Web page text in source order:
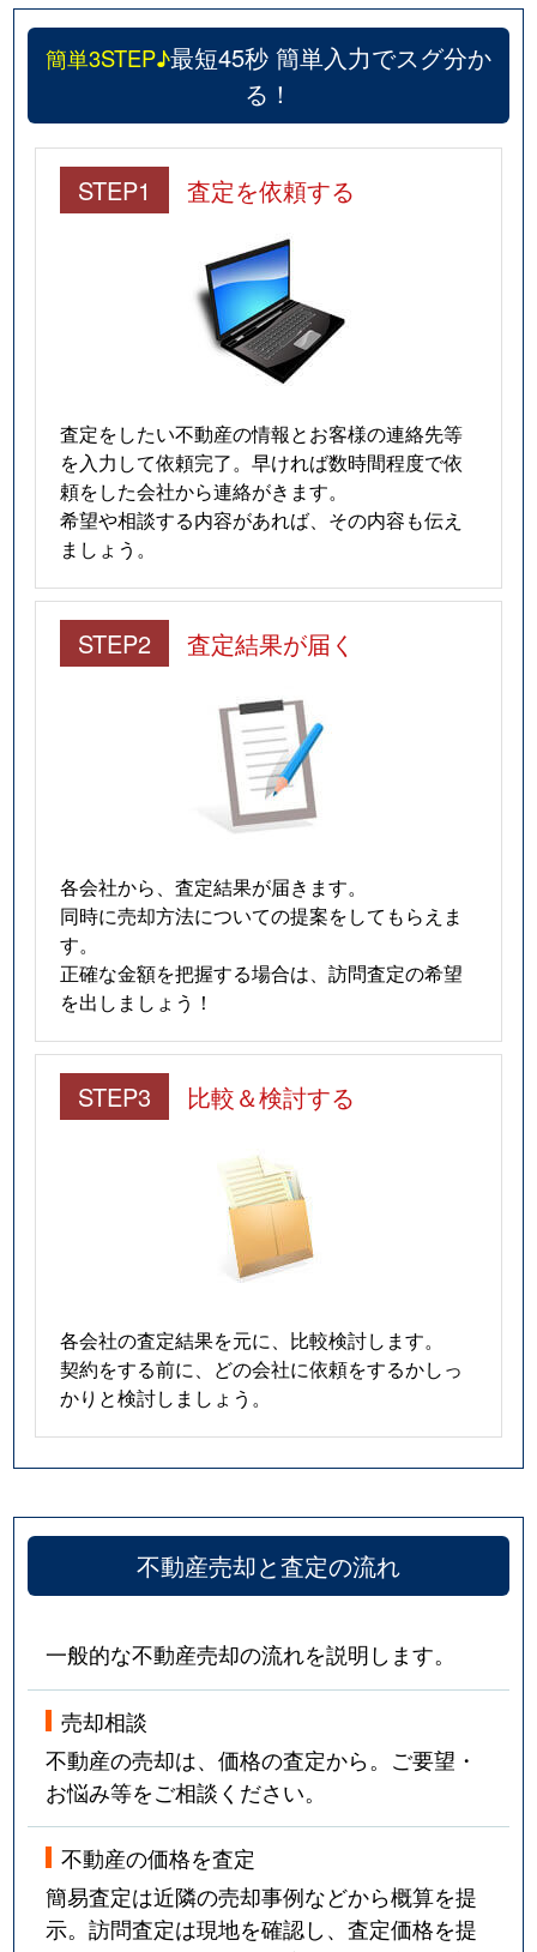
簡単3STEP♪最短45秒 簡単入力でスグ分か
る！
STEP1 査定を依頼する
査定をしたい不動産の情報とお客様の連絡先等
を入力して依頼完了。早ければ数時間程度で依
頼をした会社から連絡がきます。
希望や相談する内容があれば、その内容も伝え
ましょう。
STEP2 査定結果が届く
各会社から、査定結果が届きます。
同時に売却方法についての提案をしてもらえま
す。
正確な金額を把握する場合は、訪問査定の希望
を出しましょう！
STEP3 比較＆検討する
各会社の査定結果を元に、比較検討します。
契約をする前に、どの会社に依頼をするかしっ
かりと検討しましょう。
不動産売却と査定の流れ
一般的な不動産売却の流れを説明します。
売却相談
不動産の売却は、価格の査定から。ご要望・
お悩み等をご相談ください。
不動産の価格を査定
簡易査定は近隣の売却事例などから概算を提
示。訪問査定は現地を確認し、査定価格を提